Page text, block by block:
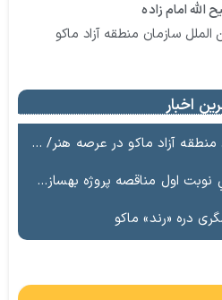
الله امام زاده
سازمان منطقه آزاد ماکو
اخبار
مستند تاریخی «زری خانم» به کارگردانی احد عبادی رونمایی شد
راه و پاركينگ مجموعه آب درماني شهرستان شوط منطقه آزاد ماكو “
دره «رند» ماکو